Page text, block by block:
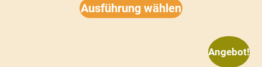
Ausführung wählen
Angebot!